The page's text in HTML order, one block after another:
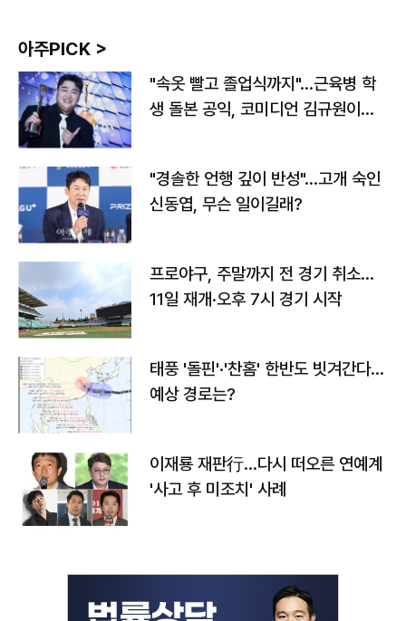
아주PICK >
"속옷 빨고 졸업식까지"…근육병 학
생 돌본 공익, 코미디언 김규원이었
"경솔한 언행 깊이 반성"…고개 숙인
신동엽, 무슨 일이길래?
프로야구, 주말까지 전 경기 취소…
11일 재개·오후 7시 경기 시작
태풍 '돌핀'·'찬홈' 한반도 빗겨간다…
예상 경로는?
이재룡 재판行…다시 떠오른 연예계
'사고 후 미조치' 사례